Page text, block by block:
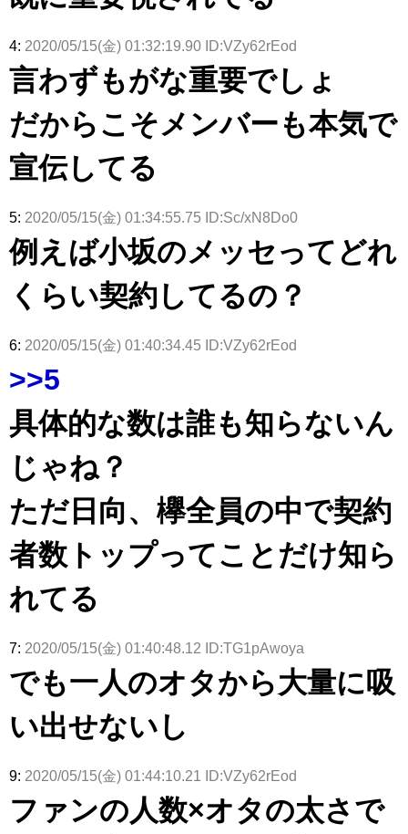
4: 2020/05/15(金) 01:32:19.90 ID:VZy62rEod
言わずもがな重要でしょ
だからこそメンバーも本気で
宣伝してる
5: 2020/05/15(金) 01:34:55.75 ID:Sc/xN8Do0
例えば小坂のメッセってどれ
くらい契約してるの？
6: 2020/05/15(金) 01:40:34.45 ID:VZy62rEod
>>5
具体的な数は誰も知らないん
じゃね？
ただ日向、欅全員の中で契約
者数トップってことだけ知ら
れてる
7: 2020/05/15(金) 01:40:48.12 ID:TG1pAwoya
でも一人のオタから大量に吸
い出せないし
9: 2020/05/15(金) 01:44:10.21 ID:VZy62rEod
ファンの人数×オタの太さで